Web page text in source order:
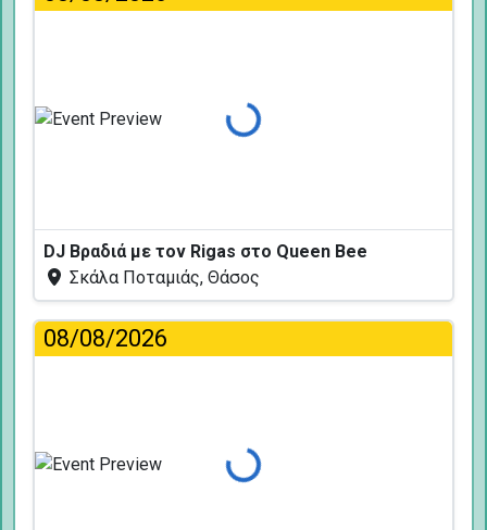
Φόρτωση...
DJ Βραδιά με τον Rigas στο Queen Bee
Σκάλα Ποταμιάς, Θάσος
08/08/2026
Φόρτωση...